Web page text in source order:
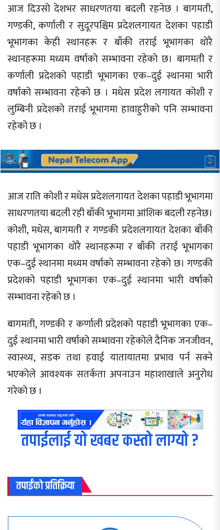
आज दिउसो देशभर साधरणतया बदली रहनेछ । बागमती,
गण्डकी, कर्णाली र सुदूरपश्चिम प्रदेशलगायत देशका पहाडी
भूभागका केही स्थानहरू र बाँकी तराई भूभागका थोरै
स्थानहरूमा मध्यम वर्षाको सम्भावना रहेको छ। बागमती र
कर्णाली प्रदेशको पहाडी भूभागका एक–दुई स्थानमा भारी
वर्षाको सम्भावना रहेको छ । मधेस प्रदेश लगायत कोशी र
लुम्बिनी प्रदेशको तराई भूभागमा हावाहुरीको पनि सम्भावना
रहेको छ ।
आज राति कोशी र मधेस प्रदेशलगायत देशका पहाडी भूभागमा
साधरणतया बदली रही बाँकी भूभागमा आंशिक बदली रहनेछ।
कोशी, मधेस, बागमती र गण्डकी प्रदेशलगायत देशका बाँकी
पहाडी भूभागका थोरै स्थानहरूमा र बाँकी तराई भूभागका
एक–दुई स्थानमा मध्यम वर्षाको सम्भावना रहेको छ। गण्डकी
प्रदेशको पहाडी भूभागका एक–दुई स्थानमा भारी वर्षाको
सम्भावना रहेको छ ।
बागमती, गण्डकी र कर्णाली प्रदेशको पहाडी भूभागका एक–
दुई स्थानमा भारी वर्षाको सम्भावना रहेकोले दैनिक जनजीवन,
स्वास्थ्य, सडक तथा हवाई यातायातमा प्रभाव पर्न सक्ने
भएकोले आवश्यक सतर्कता अपनाउन महाशाखाले अनुरोध
गरेको छ ।
तपाईलाई यो खबर कस्तो लाग्यो ?
तपाईंको प्रतिक्रिया